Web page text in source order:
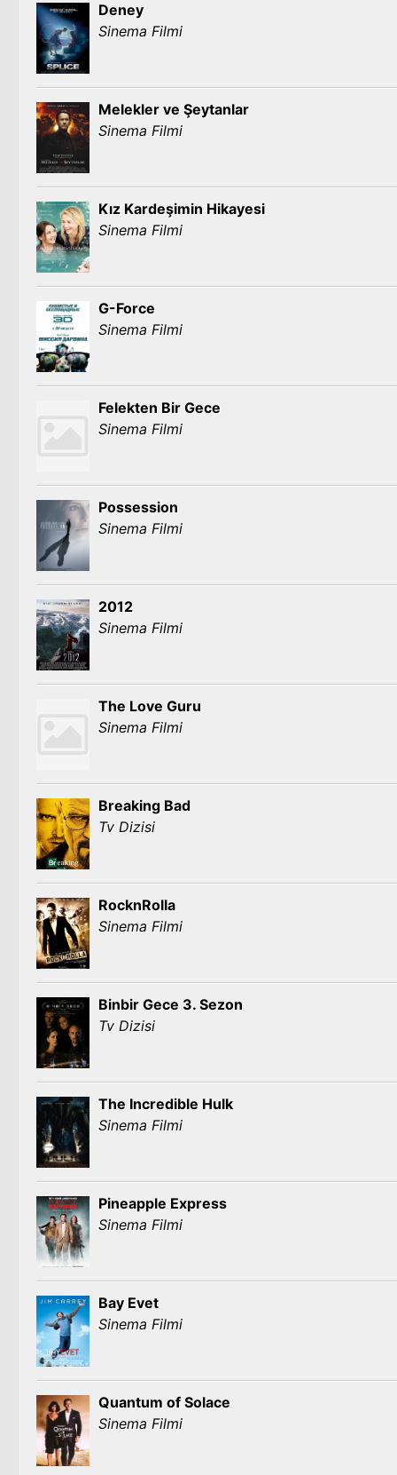
Deney
Sinema Filmi
Melekler ve Şeytanlar
Sinema Filmi
Kız Kardeşimin Hikayesi
Sinema Filmi
G-Force
Sinema Filmi
Felekten Bir Gece
Sinema Filmi
Possession
Sinema Filmi
2012
Sinema Filmi
The Love Guru
Sinema Filmi
Breaking Bad
Tv Dizisi
RocknRolla
Sinema Filmi
Binbir Gece 3. Sezon
Tv Dizisi
The Incredible Hulk
Sinema Filmi
Pineapple Express
Sinema Filmi
Bay Evet
Sinema Filmi
Quantum of Solace
Sinema Filmi